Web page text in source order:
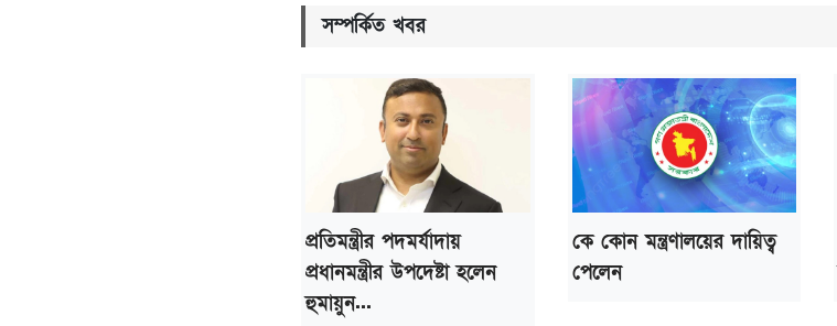
সম্পর্কিত খবর
প্রতিমন্ত্রীর পদমর্যাদায়
প্রধানমন্ত্রীর উপদেষ্টা হলেন
হুমায়ুন...
কে কোন মন্ত্রণালয়ের দায়িত্ব
পেলেন